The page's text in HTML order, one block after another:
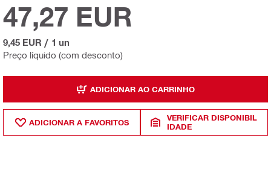
Preço líquido (com desconto)
47,27 EUR
9,45 EUR / 1 un
ADICIONAR AO CARRINHO
ADICIONAR A FAVORITOS
VERIFICAR DISPONIBIL
IDADE